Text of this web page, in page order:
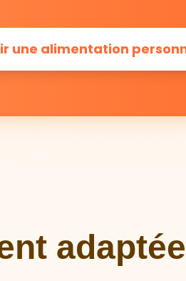
une alimentation